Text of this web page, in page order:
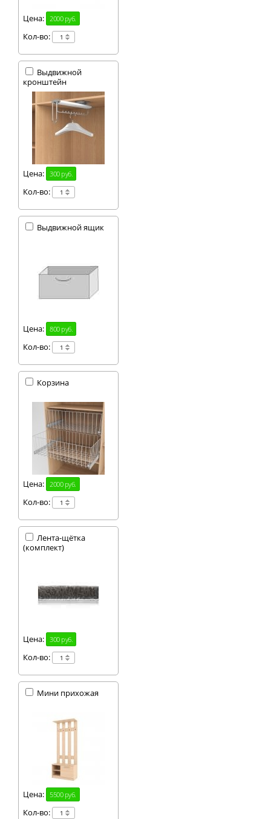
Цена: 2000 руб.
Кол-во:
Выдвижной
кронштейн
Цена: 300 руб.
Кол-во:
Выдвижной ящик
Цена: 800 руб.
Кол-во:
Корзина
Цена: 2000 руб.
Кол-во:
Лента-щётка
(комплект)
Цена: 300 руб.
Кол-во:
Мини прихожая
Цена: 5500 руб.
Кол-во: